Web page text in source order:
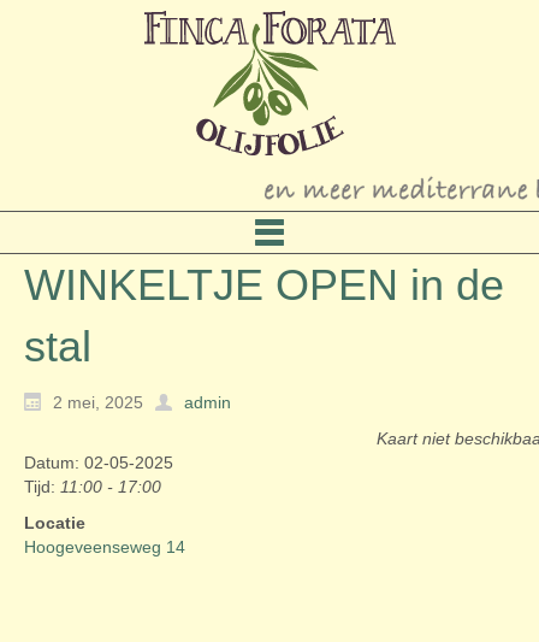
WINKELTJE OPEN in de
stal
2 mei, 2025
admin
Kaart niet
Datum: 02-05-2025
Tijd: 11:00 - 17:00
Locatie
Hoogeveenseweg 14